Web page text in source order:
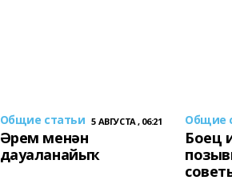
Общие статьи 5 АВГУСТА , 06:21
Әрем менән
дауаланайыҡ
Общие
Боец